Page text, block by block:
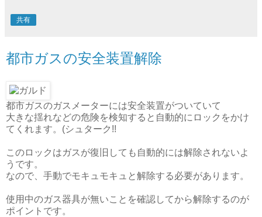
共有
都市ガスの安全装置解除
都市ガスのガスメーターには安全装置がついていて
大きな揺れなどの危険を検知すると自動的にロックをかけ
てくれます。(シュターク!!
このロックはガスが復旧しても自動的には解除されないよ
うです。
なので、手動でモキュモキュと解除する必要があります。
使用中のガス器具が無いことを確認してから解除するのが
ポイントです。